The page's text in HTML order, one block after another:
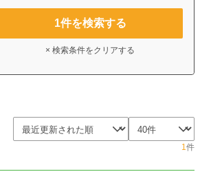
1件を検索する
× 検索条件をクリアする
1件